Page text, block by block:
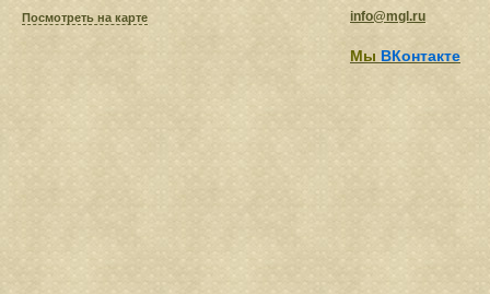
Посмотреть на карте info@mgl.ru
Мы ВКонтакте